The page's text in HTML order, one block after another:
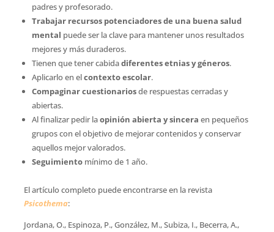
padres y profesorado.
Trabajar recursos potenciadores de una buena salud
mental puede ser la clave para mantener unos resultados
mejores y más duraderos.
Tienen que tener cabidadiferentes etnias y géneros.
Aplicarlo en elcontexto escolar.
Compaginar cuestionariosde respuestas cerradas y
abiertas.
Al finalizar pedir laopinión abierta y sincera en pequeños
grupos con el objetivo de mejorar contenidos y conservar
aquellos mejor valorados.
Seguimiento mínimo de 1 año.
El artículo completo puede encontrarse en la revista
Psicothema:
Jordana, O., Espinoza, P., González, M., Subiza, I., Becerra, A.,